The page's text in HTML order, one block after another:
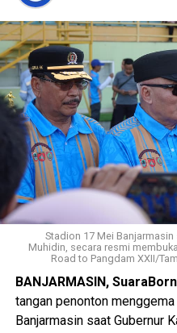
Ombudsman Republik
Hadi melanjutkan bahwa
“intensitas pemadaman
Juni 2026, hampir setiap
antara 4 hingga 5 jam, dan
sehingga masyarakat
bergilir tetapi menyala
tanpa pemberitahuan
informasinya tidak akurat
penyampaian melalui media
Ditambahkan oleh Hadi,
berupaya menyampaikan
aplikasi PLN Mobile namun
yang patut dan secara
Pemadaman terus terjadi
Stadion 17 Mei Banjarmasin
Muhidin, secara resmi
Road to Pangdam XXII/
BANJARMASIN,
tangan penonton
Banjarmasin saat Gubernur